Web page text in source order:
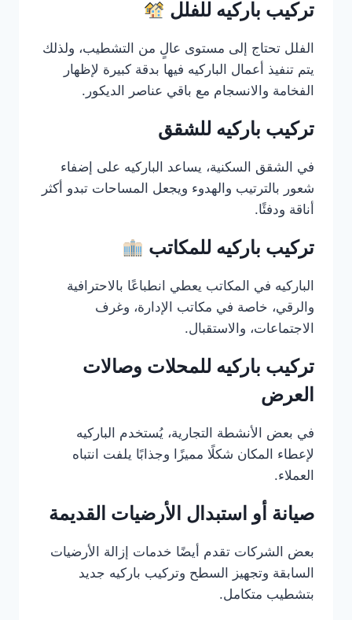
تركيب باركيه للفلل
الفلل تحتاج إلى مستوى عالٍ من التشطيب، ولذلك
يتم تنفيذ أعمال الباركيه فيها بدقة كبيرة لإظهار
الفخامة والانسجام مع باقي عناصر الديكور.
تركيب باركيه للشقق
في الشقق السكنية، يساعد الباركيه على إضفاء
شعور بالترتيب والهدوء ويجعل المساحات تبدو أكثر
أناقة ودفئًا.
تركيب باركيه للمكاتب
الباركيه في المكاتب يعطي انطباعًا بالاحترافية
والرقي، خاصة في مكاتب الإدارة، وغرف
الاجتماعات، والاستقبال.
تركيب باركيه للمحلات وصالات
العرض
في بعض الأنشطة التجارية، يُستخدم الباركيه
لإعطاء المكان شكلًا مميزًا وجذابًا يلفت انتباه
العملاء.
صيانة أو استبدال الأرضيات القديمة
بعض الشركات تقدم أيضًا خدمات إزالة الأرضيات
السابقة وتجهيز السطح وتركيب باركيه جديد
بتشطيب متكامل.